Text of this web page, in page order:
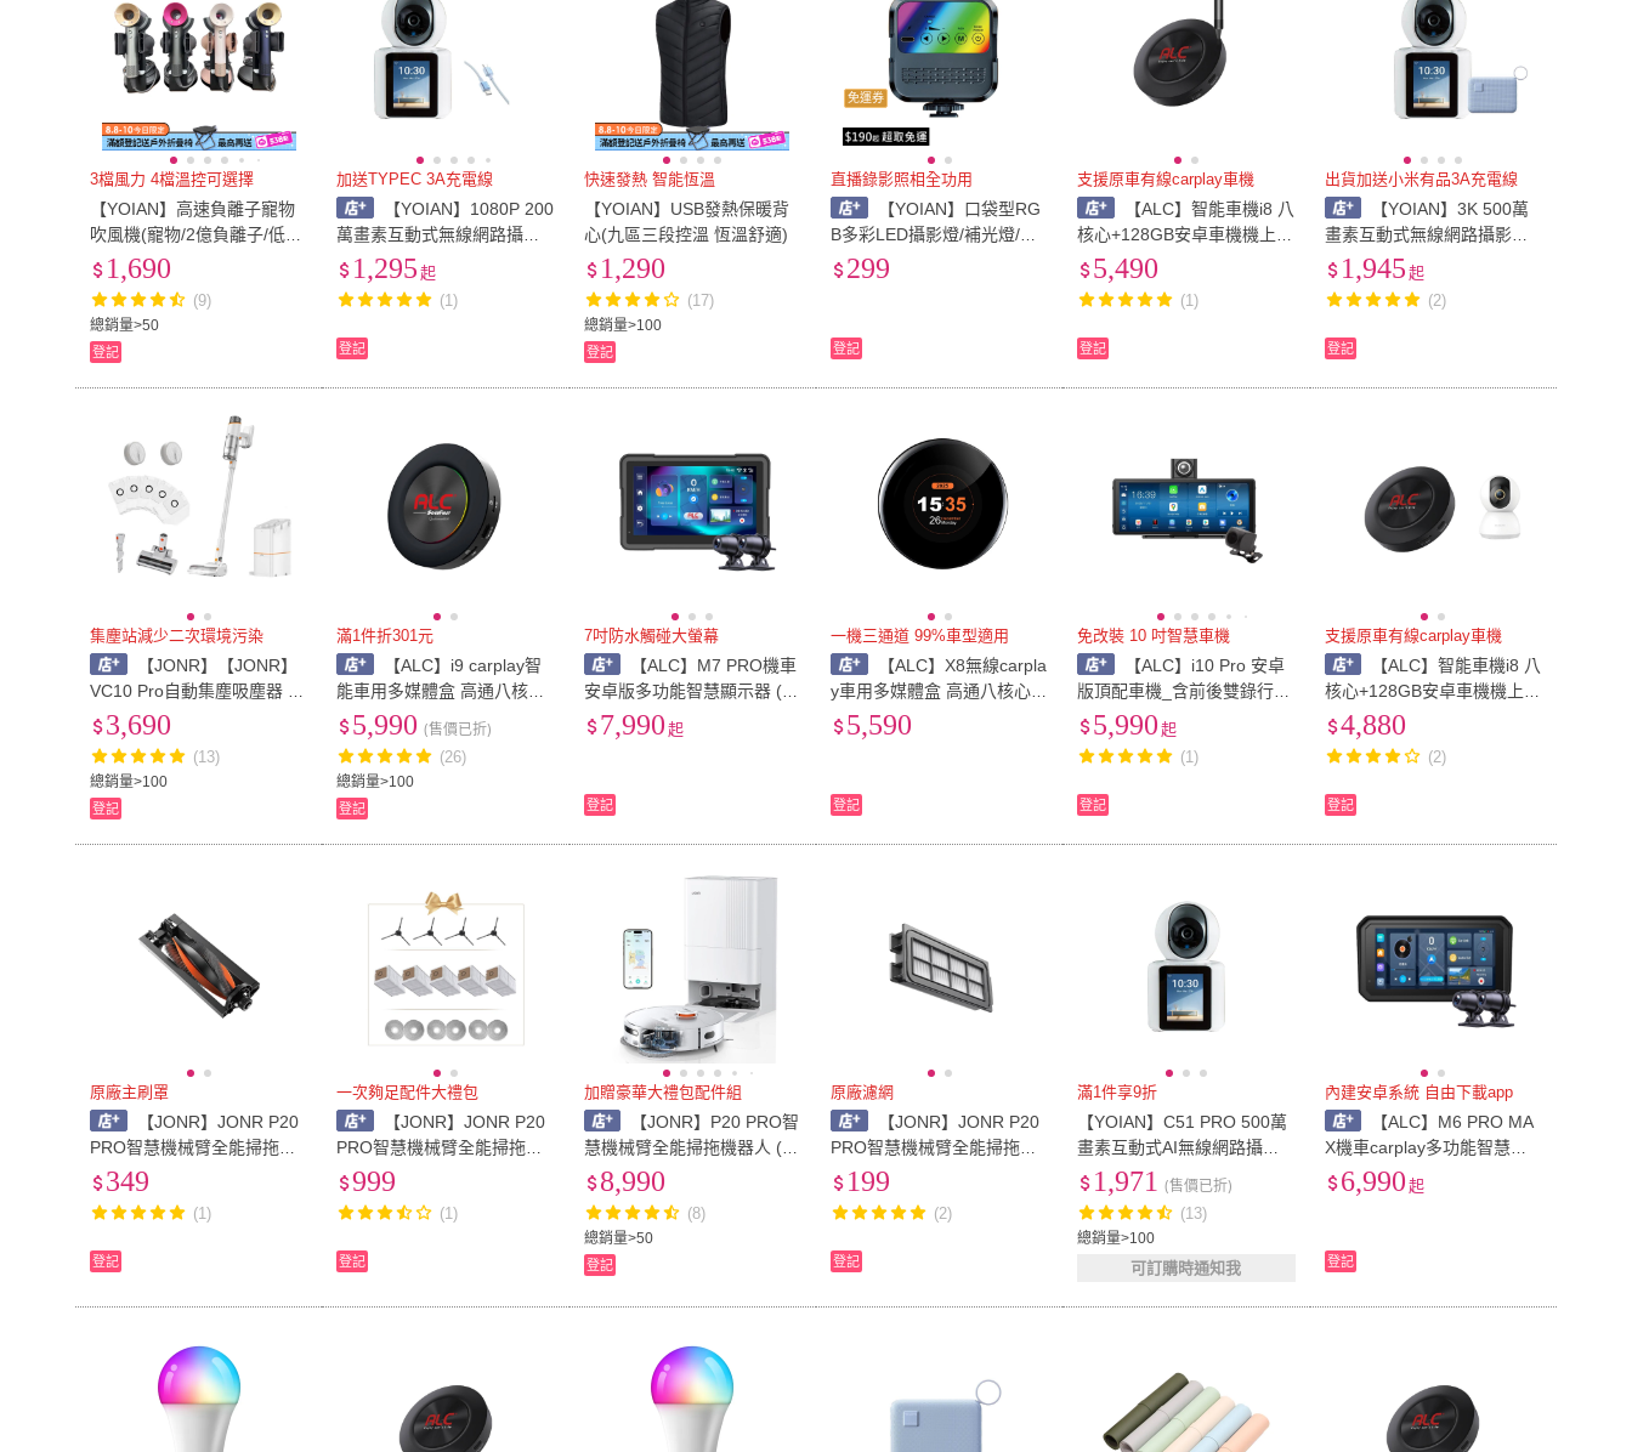
3檔風力 4檔溫控可選擇
【YOIAN】高速負離子寵物
吹風機(寵物/2億負離子/低噪
音)
總銷量>50
1,690
(9)
登記
加送TYPEC 3A充電線
【YOIAN】1080P 200
萬畫素互動式無線網路攝影
機/監視器 C31 PRO(通過20
25歐盟資安認證/保護隱私)
1,295 起
(1)
登記
快速發熱 智能恆溫
【YOIAN】USB發熱保暖背
心(九區三段控溫 恆溫舒適)
總銷量>100
1,290
(17)
登記
免運券
直播錄影照相全功用
【YOIAN】口袋型RG
B多彩LED攝影燈/補光燈/汽
車警示燈
299
登記
支援原車有線carplay車機
【ALC】智能車機i8 八
核心+128GB安卓車機機上盒
(即插即用 秒變安卓機)加贈Y
oian負離子吹風機
5,490
(1)
登記
出貨加送小米有品3A充電線
【YOIAN】3K 500萬
畫素互動式無線網路攝影機/
監視器 C51 PRO (通過2025
歐盟資安認證/保護隱私)
1,945 起
(2)
登記
集塵站減少二次環境污染
【JONR】【JONR】
VC10 Pro自動集塵吸塵器 附
6塵袋2濾心(一站集塵+充電)
小米有品
總銷量>100
3,690
(13)
登記
滿1件折301元
【ALC】i9 carplay智
能車用多媒體盒 高通八核心
+128GB 安卓車機機上盒(即
插即用 秒變安卓機 保固三
年)
總銷量>100
5,990 (售價已折)
(26)
登記
7吋防水觸碰大螢幕
【ALC】M7 PRO機車
安卓版多功能智慧顯示器 (含
前後行車記錄器) 安裝另計
加送記憶卡+單耳藍牙耳機
7,990 起
登記
一機三通道 99%車型適用
【ALC】X8無線carpla
y車用多媒體盒 高通八核心+
128GB 安卓車機機上盒(BM
W車型可用)
5,590
登記
免改裝 10 吋智慧車機
【ALC】i10 Pro 安卓
版頂配車機_含前後雙錄行車
紀錄器(免改裝 加贈64GB記
憶卡)
5,990 起
(1)
登記
支援原車有線carplay車機
【ALC】智能車機i8 八
核心+128GB安卓車機機上盒
(即插即用 秒變安卓機)加贈
小米2k攝影機
4,880
(2)
登記
原廠主刷罩
【JONR】JONR P20
PRO智慧機械臂全能掃拖機
器人原廠主刷組(主刷+主刷
349
(1)
登記
一次夠足配件大禮包
【JONR】JONR P20
PRO智慧機械臂全能掃拖機
器人原廠配件大禮包(邊刷
999
(1)
登記
加贈豪華大禮包配件組
【JONR】P20 PRO智
慧機械臂全能掃拖機器人 (小
米 米家APP 小米生態 X20P
RO X20MAX)小米有品
總銷量>50
8,990
(8)
登記
原廠濾網
【JONR】JONR P20
PRO智慧機械臂全能掃拖機
器人原廠濾網(2入組)
199
(2)
登記
滿1件享9折
【YOIAN】C51 PRO 500萬
畫素互動式AI無線網路攝影
機/監視器(通過2025歐盟資
安認證/保障隱私)
總銷量>100
1,971
(售價已折)
(13)
可訂購時通知我
內建安卓系統 自由下載app
【ALC】M6 PRO MA
X機車carplay多功能智慧顯
示器(送前後行車記錄器)
6,990 起
登記